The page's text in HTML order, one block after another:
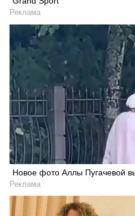
Реклама
Новое фото Аллы Пугачевой
Реклама